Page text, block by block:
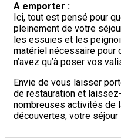
A emporter :
Ici, tout est pensé pour
pleinement de votre
les essuies et les
matériel nécessaire pour
n’avez qu’à poser vos
Envie de vous laisser
de restauration et
nombreuses activités de
découvertes, votre séjour